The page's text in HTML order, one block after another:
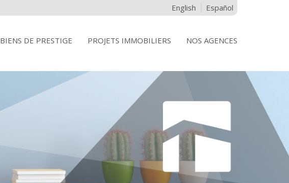
English Español
BIENS DE PRESTIGE PROJETS IMMOBILIERS NOS AGENCES